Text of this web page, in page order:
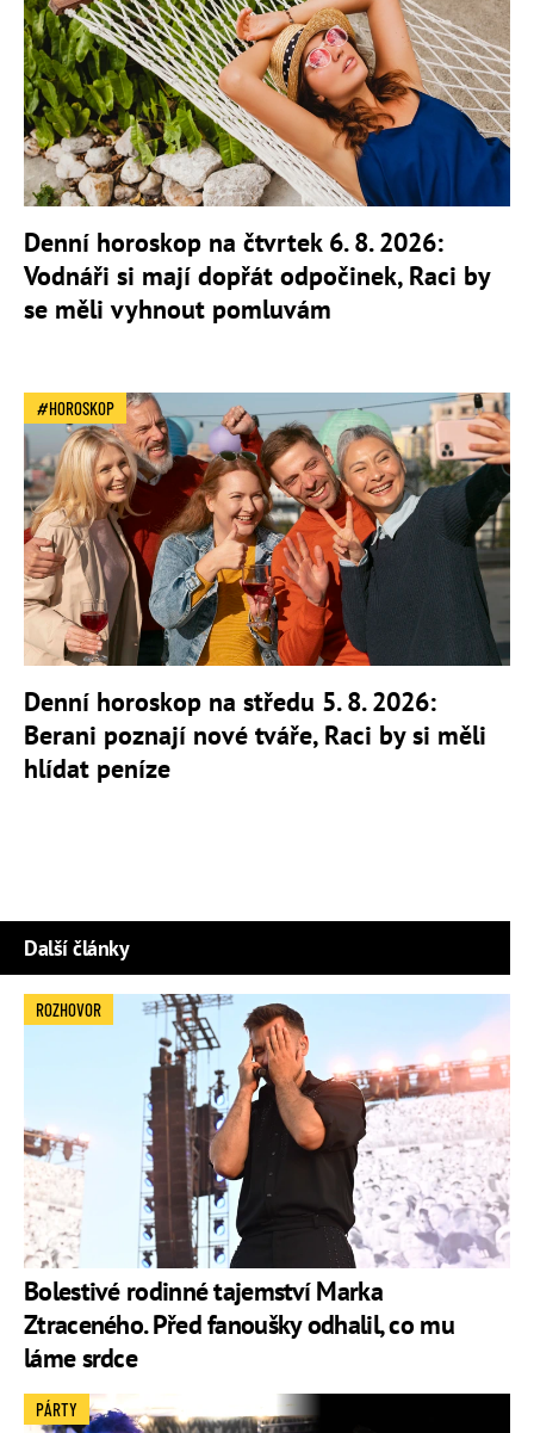
Denní horoskop na čtvrtek 6. 8. 2026:
Vodnáři si mají dopřát odpočinek, Raci by
se měli vyhnout pomluvám
HOROSKOP
Denní horoskop na středu 5. 8. 2026:
Berani poznají nové tváře, Raci by si měli
hlídat peníze
Další články
Bolestivé rodinné tajemství Marka
Ztraceného. Před fanoušky odhalil, co mu
láme srdce
ROZHOVOR
PÁRTY